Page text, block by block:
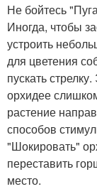
Не бойтесь
Иногда, чтобы
устроить
для цветения
пускать
орхидее
растение
способов
"Шокировать"
переставить
место.